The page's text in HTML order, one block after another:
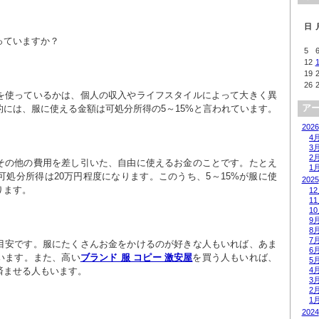
いますか？
使っているかは、個人の収入やライフスタイルによって大きく異
は、服に使える金額は可処分所得の5～15%と言われています。
他の費用を差し引いた、自由に使えるお金のことです。たとえ
処分所得は20万円程度になります。このうち、5～15%が服に使
す。
安です。服にたくさんお金をかけるのが好きな人もいれば、あま
ます。また、高いブランド 服 コピー 激安屋を買う人もいれば、
せる人もいます。
日
5
6
12
19
26
ア
2026
4
3
2
1
2025
9
8
7
6
5
4
3
2
1
2024